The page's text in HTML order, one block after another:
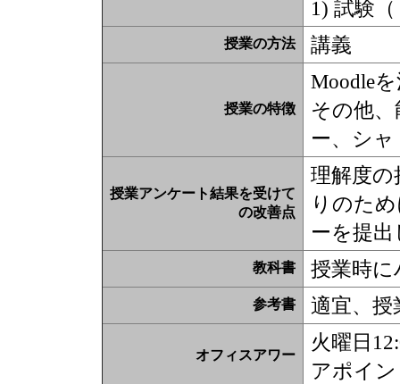
1) 試験
授業の方法 講義
授業の特徴
Moodle
その他
ー、シ
授業アンケート結果を受けて
の改善点
理解度の
りのた
ーを提
教科書 授業時
参考書 適宜、授
オフィスアワー
火曜日
アポイ